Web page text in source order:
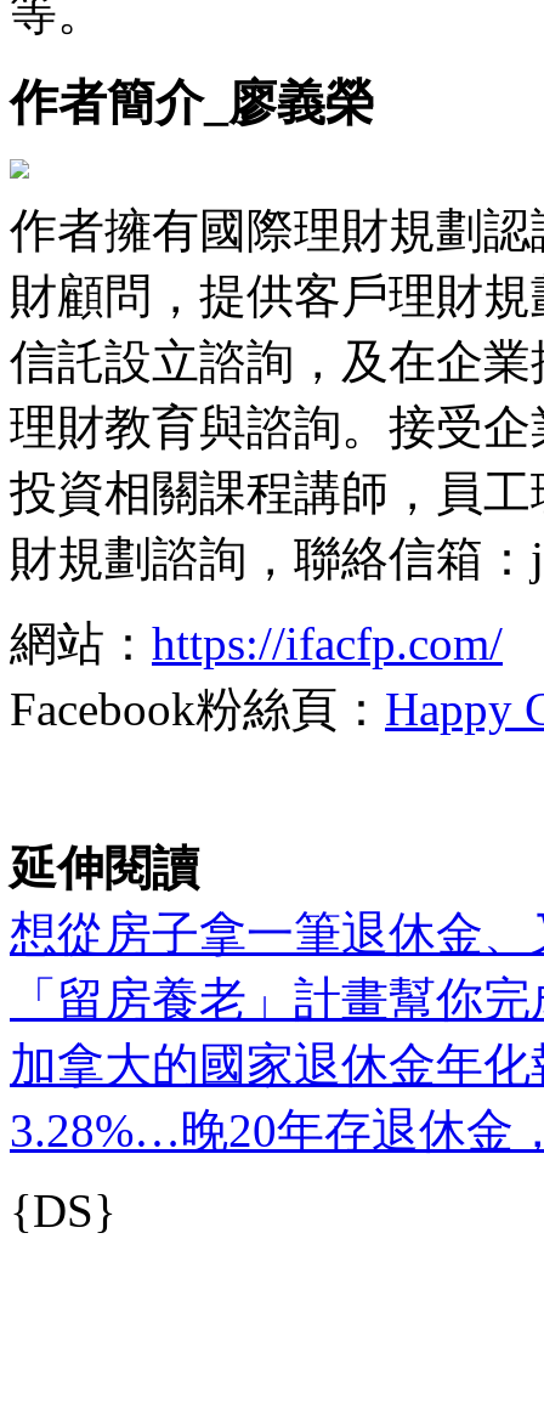
等。
作者簡介_廖義榮
作者擁有國際理財規劃
財顧問，提供客戶理財
信託設立諮詢，及在企
理財教育與諮詢。接受
投資相關課程講師，員
財規劃諮詢，聯絡信箱：
網站： https://ifacfp.com/
Facebook粉絲頁： Happy
延伸閱讀
想從房子拿一筆退休金
「留房養老」計畫幫你
加拿大的國家退休金年
3.28%…晚20年存退休金
{DS}